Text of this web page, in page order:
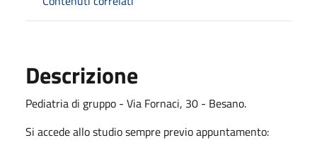
Descrizione
Pediatria di gruppo - Via Fornaci, 30 - Besano.
Si accede allo studio sempre previo appuntamento: